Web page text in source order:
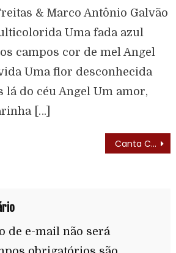
& Marco Antônio Galvão
Uma fada azul
campos cor de mel Angel
Uma flor desconhecida
lá do céu Angel Um amor,
[…]
Canta Conto (1987) – Trilha Sonora
de e-mail não será